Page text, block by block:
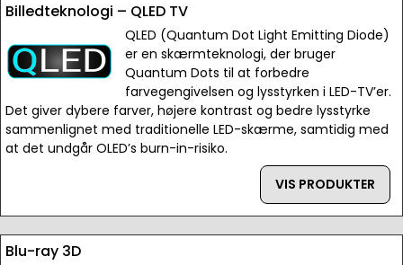
Billedteknologi – QLED TV
QLED (Quantum Dot Light Emitting Diode)
er en skærmteknologi, der bruger
Quantum Dots til at forbedre
farvegengivelsen og lysstyrken i LED-TV’er.
Det giver dybere farver, højere kontrast og bedre lysstyrke
sammenlignet med traditionelle LED-skærme, samtidig med
at det undgår OLED’s burn-in-risiko.
VIS PRODUKTER
Blu-ray 3D